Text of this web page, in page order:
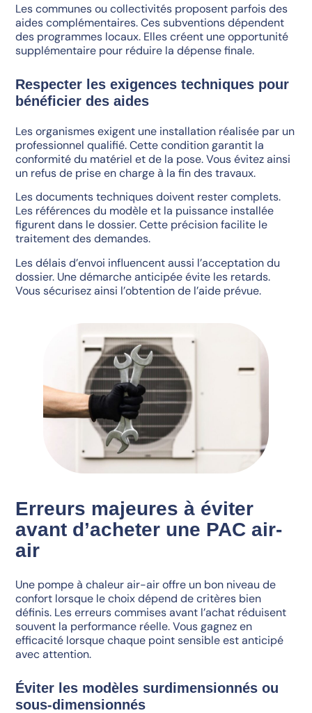
Les communes ou collectivités proposent parfois des
aides complémentaires. Ces subventions dépendent
des programmes locaux. Elles créent une opportunité
supplémentaire pour réduire la dépense finale.
Respecter les exigences techniques pour
bénéficier des aides
Les organismes exigent une installation réalisée par un
professionnel qualifié. Cette condition garantit la
conformité du matériel et de la pose. Vous évitez ainsi
un refus de prise en charge à la fin des travaux.
Les documents techniques doivent rester complets.
Les références du modèle et la puissance installée
figurent dans le dossier. Cette précision facilite le
traitement des demandes.
Les délais d’envoi influencent aussi l’acceptation du
dossier. Une démarche anticipée évite les retards.
Vous sécurisez ainsi l’obtention de l’aide prévue.
Erreurs majeures à éviter
avant d’acheter une PAC air-
air
Une pompe à chaleur air-air offre un bon niveau de
confort lorsque le choix dépend de critères bien
définis. Les erreurs commises avant l’achat réduisent
souvent la performance réelle. Vous gagnez en
efficacité lorsque chaque point sensible est anticipé
avec attention.
Éviter les modèles surdimensionnés ou
sous-dimensionnés